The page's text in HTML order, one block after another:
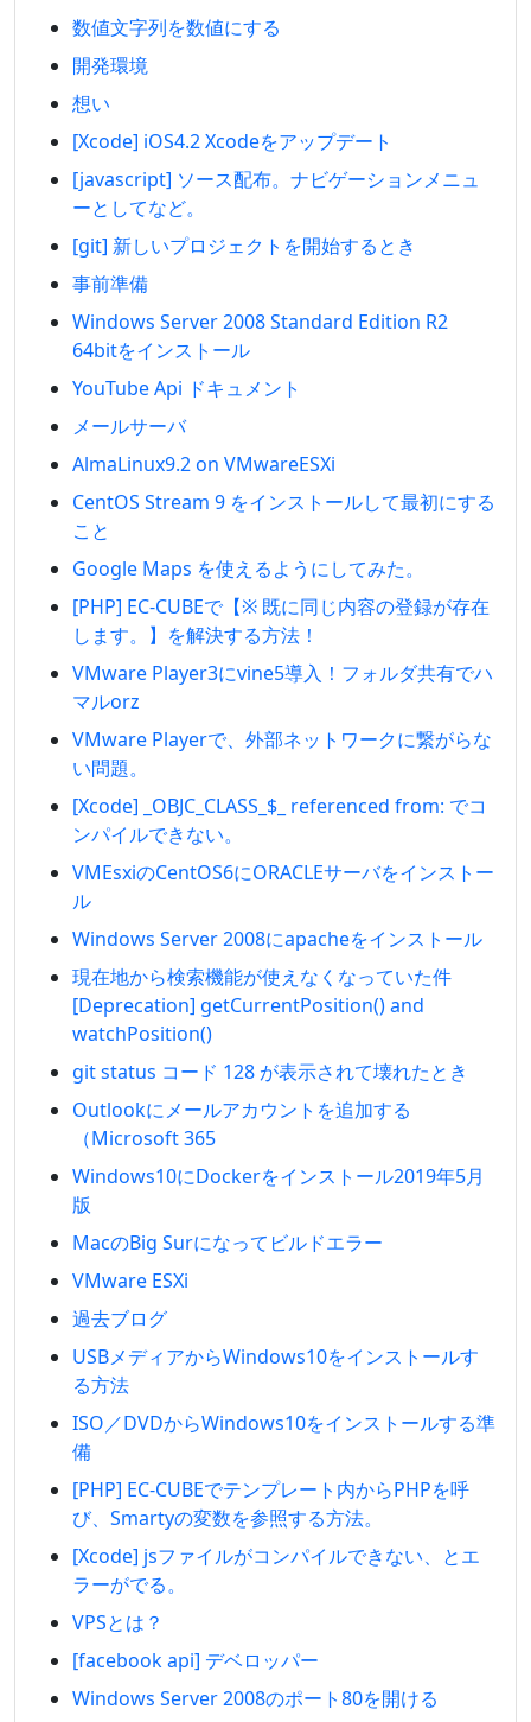
数値文字列を数値にする
開発環境
想い
[Xcode] iOS4.2 Xcodeをアップデート
[javascript] ソース配布。ナビゲーションメニュ
ーとしてなど。
[git] 新しいプロジェクトを開始するとき
事前準備
Windows Server 2008 Standard Edition R2
64bitをインストール
YouTube Api ドキュメント
メールサーバ
AlmaLinux9.2 on VMwareESXi
CentOS Stream 9 をインストールして最初にする
こと
Google Maps を使えるようにしてみた。
[PHP] EC-CUBEで【※ 既に同じ内容の登録が存在
します。】を解決する方法！
VMware Player3にvine5導入！フォルダ共有でハ
マルorz
VMware Playerで、外部ネットワークに繋がらな
い問題。
[Xcode] _OBJC_CLASS_$_ referenced from: でコ
ンパイルできない。
VMEsxiのCentOS6にORACLEサーバをインストー
ル
Windows Server 2008にapacheをインストール
現在地から検索機能が使えなくなっていた件
[Deprecation] getCurrentPosition() and
watchPosition()
git status コード 128 が表示されて壊れたとき
Outlookにメールアカウントを追加する
（Microsoft 365
Windows10にDockerをインストール2019年5月
版
MacのBig Surになってビルドエラー
VMware ESXi
過去ブログ
USBメディアからWindows10をインストールす
る方法
ISO／DVDからWindows10をインストールする準
備
[PHP] EC-CUBEでテンプレート内からPHPを呼
び、Smartyの変数を参照する方法。
[Xcode] jsファイルがコンパイルできない、とエ
ラーがでる。
VPSとは？
[facebook api] デベロッパー
Windows Server 2008のポート80を開ける